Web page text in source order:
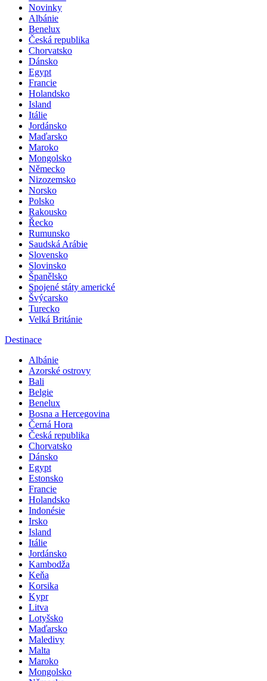
Novinky
Albánie
Benelux
Česká republika
Chorvatsko
Dánsko
Egypt
Francie
Holandsko
Island
Itálie
Jordánsko
Maďarsko
Maroko
Mongolsko
Německo
Nizozemsko
Norsko
Polsko
Rakousko
Řecko
Rumunsko
Saudská Arábie
Slovensko
Slovinsko
Španělsko
Spojené státy americké
Švýcarsko
Turecko
Velká Británie
Destinace
Albánie
Azorské ostrovy
Bali
Belgie
Benelux
Bosna a Hercegovina
Černá Hora
Česká republika
Chorvatsko
Dánsko
Egypt
Estonsko
Francie
Holandsko
Indonésie
Irsko
Island
Itálie
Jordánsko
Kambodža
Keňa
Korsika
Kypr
Litva
Lotyšsko
Maďarsko
Maledivy
Malta
Maroko
Mongolsko